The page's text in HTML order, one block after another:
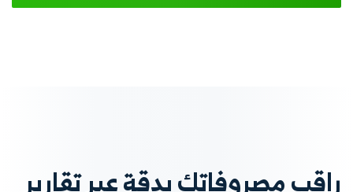
راقب مصروفاتك بدقة عبر تقارير